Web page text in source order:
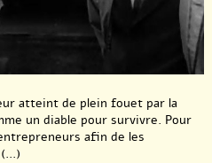
atteint de plein fouet par la
un diable pour survivre. Pour
afin de les